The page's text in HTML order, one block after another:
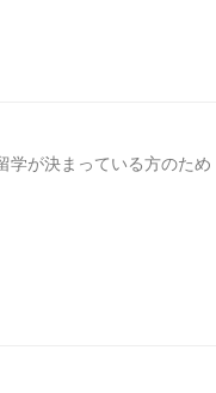
学が決まっている方のため